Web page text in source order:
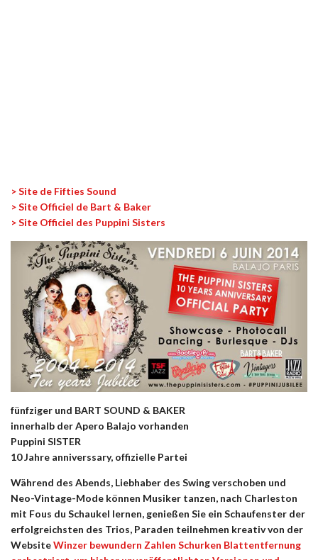
> Site de Fifties Sound
> Site Officiel de Bart & Baker
> Site Officiel des Puppini Sisters
fünfziger und BART SOUND & BAKER
innerhalb der Apero Balajo vorhanden
Puppini SISTER
10 Jahre anniverssary, offizielle Partei
Während des Abends, Liebhaber des Swing verschoben und
Neo-Vintage-Mode können Musiker tanzen, nach Charleston
mit Fous du Schaukel lernen, genießen Sie ein Schaufenster der
erfolgreichsten des Trios, Paraden teilnehmen kreativ von der
WebsiteWinzer bewundern Zahlen Schurken Blattentfernung